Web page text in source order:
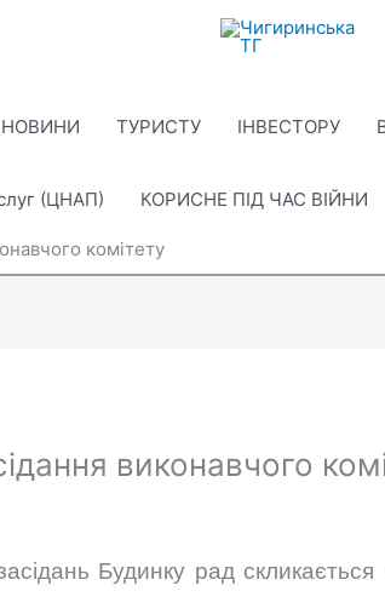
НОВИНИ ТУРИСТУ ІНВЕСТОРУ
(ЦНАП) КОРИСНЕ ПІД ЧАС ВІЙНИ
комітету
виконавчого
Будинку рад